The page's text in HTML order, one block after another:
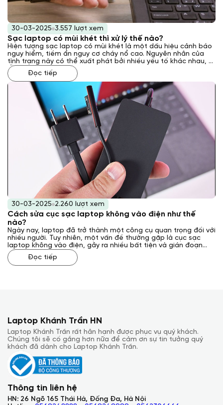
30-03-2025 3.557 lượt xem
Sạc laptop có mùi khét thì xử lý thế nào?
Hiện tượng sạc laptop có mùi khét là một dấu hiệu cảnh báo
nguy hiểm, tiềm ẩn nguy cơ cháy nổ cao. Nguyên nhân của
tình trạng này có thể xuất phát bởi nhiều yếu tố khác nhau, từ
lỗi kỹ thuật bên trong sạc đến các vấn đề về nguồn điện hoặc
môi trường sử dụng. Vậy phải xử lý như thế nào khi gặp phải
tình trạng này? Laptop Khánh Trần sẽ giải đáp cho bạn qua
bài viết sau đây.
Đọc tiếp
30-03-2025 2.260 lượt xem
Cách sửa cục sạc laptop không vào điện như thế
nào?
Ngày nay, laptop đã trở thành một công cụ quan trọng đối với
nhiều người. Tuy nhiên, một vấn đề thường gặp là cục sạc
laptop không vào điện, gây ra nhiều bất tiện và gián đoạn
công việc. Vậy, cách sửa cục sạc laptop không vào điện như
thế nào? Laptop Khánh Trần sẽ giải đáp cho bạn qua bài viết
sau đây.
Đọc tiếp
Laptop Khánh Trần HN
Laptop Khánh Trần rất hân hạnh được phục vụ quý khách.
Chúng tôi sẽ cố gắng hơn nữa để cảm ơn sự tin tưởng quý
khách đã dành cho Laptop Khánh Trần.
Thông tin liên hệ
HN: 26 Ngõ 165 Thái Hà, Đống Đa, Hà Nội